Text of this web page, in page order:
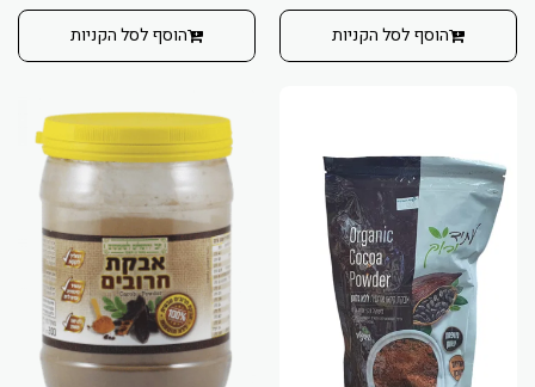
מוקדם ועוברים תהליך קפדני של
קציר ידני, אידוי, ייבוש וטחינה באבן
לקבלת אבקה דקה במיוחד בצבע
ירוק חי ורענן.
הוסף לסל הקניות הוסף לסל הקניות